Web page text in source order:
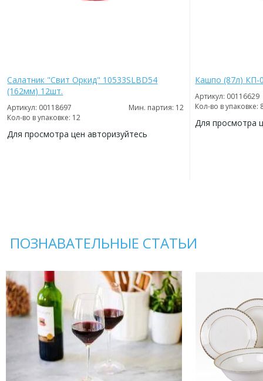
Салатник "Свит Оркид" 10533SLBD54
(162мм) 12шт.
Артикул: 00118697
Мин. партия: 12
Кол-во в упаковке: 12
Для просмотра цен авторизуйтесь
Кашпо (87л) КП-
Артикул: 00116629
Кол-во в упаковке:
Для просмотра
ПОЗНАВАТЕЛЬНЫЕ СТАТЬИ